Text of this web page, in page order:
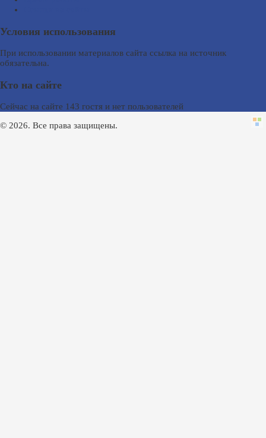
Условия использования
При использовании материалов сайта ссылка на источник
обязательна.
Кто на сайте
Сейчас на сайте 143 гостя и нет пользователей
© 2026. Все права защищены.